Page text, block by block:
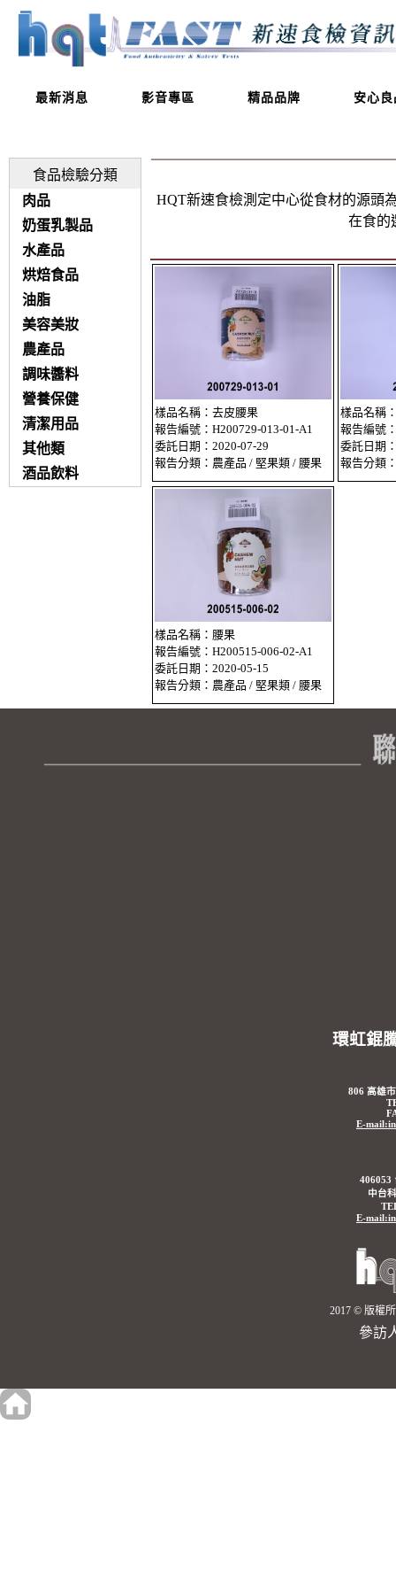
最新消息 影音專區 精品品牌 安心良
食品檢驗分類
肉品
奶蛋乳製品
水產品
烘焙食品
油脂
美容美妝
農產品
調味醬料
營養保健
清潔用品
其他類
酒品飲料
HQT新速食檢測定中心從食材的源頭
在食的
樣品名稱：去皮腰果
報告編號：H200729-013-01-A1
委託日期：2020-07-29
報告分類：農產品 / 堅果類 / 腰果
樣品名稱
報告編號
委託日期
報告分類
樣品名稱：腰果
報告編號：H200515-006-02-A1
委託日期：2020-05-15
報告分類：農產品 / 堅果類 / 腰果
環虹錕
806 高雄
E-
406053
中台
E-
2017 © 版權
參訪